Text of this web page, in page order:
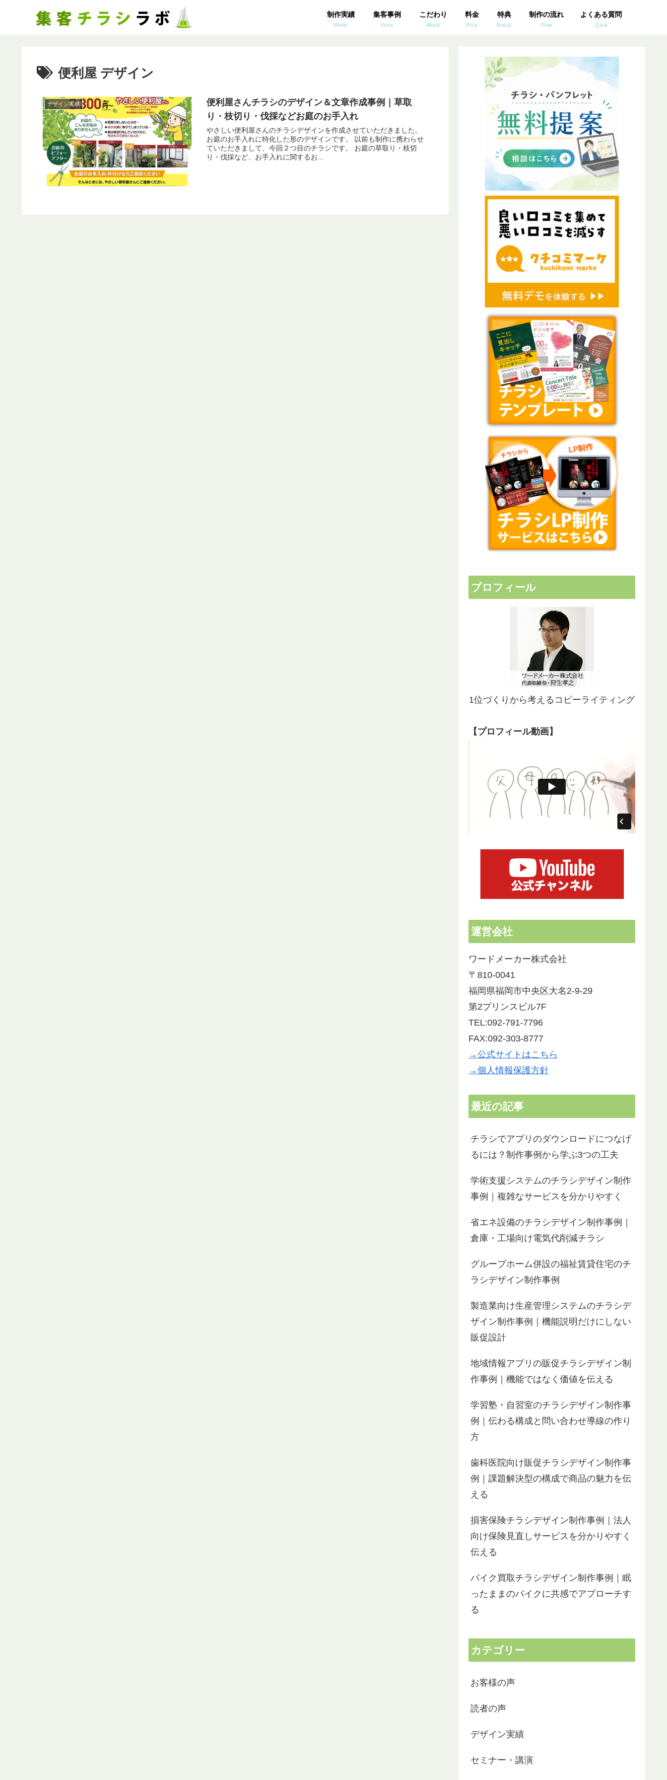
制作実績
Works
集客事例
Voice
こだわり
About
料金
Price
特典
Bonus
制作の流れ
Flow
よくある質問
Q＆A
便利屋 デザイン
デザイン実績
便利屋さんチラシのデザイン＆文章作成事例｜草取
り・枝切り・伐採などお庭のお手入れ
やさしい便利屋さんのチラシデザインを作成させていただきました。
お庭のお手入れに特化した形のデザインです。 以前も制作に携わらせ
ていただきまして、今回２つ目のチラシです。 お庭の草取り・枝切
り・伐採など、お手入れに関するお...
プロフィール
1位づくりから考えるコピーライティング
【プロフィール動画】
運営会社
ワードメーカー株式会社
〒810-0041
福岡県福岡市中央区大名2-9-29
第2プリンスビル7F
TEL:092-791-7796
FAX:092-303-8777
→公式サイトはこちら
→個人情報保護方針
最近の記事
チラシでアプリのダウンロードにつなげ
るには？制作事例から学ぶ3つの工夫
学術支援システムのチラシデザイン制作
事例｜複雑なサービスを分かりやすく
省エネ設備のチラシデザイン制作事例｜
倉庫・工場向け電気代削減チラシ
グループホーム併設の福祉賃貸住宅のチ
ラシデザイン制作事例
製造業向け生産管理システムのチラシデ
ザイン制作事例｜機能説明だけにしない
販促設計
地域情報アプリの販促チラシデザイン制
作事例｜機能ではなく価値を伝える
学習塾・自習室のチラシデザイン制作事
例｜伝わる構成と問い合わせ導線の作り
方
歯科医院向け販促チラシデザイン制作事
例｜課題解決型の構成で商品の魅力を伝
える
損害保険チラシデザイン制作事例｜法人
向け保険見直しサービスを分かりやすく
伝える
バイク買取チラシデザイン制作事例｜眠
ったままのバイクに共感でアプローチす
る
カテゴリー
お客様の声
読者の声
デザイン実績
セミナー・講演